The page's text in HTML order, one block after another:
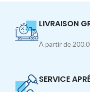
LIVRAISON
À partir de
SERVICE